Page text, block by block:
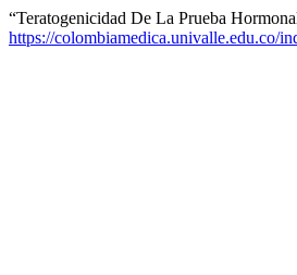
“Teratogenicidad De La Prueba
https://colombiamedica.univalle.edu.co/